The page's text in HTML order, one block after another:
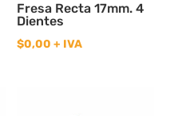
Fresa Recta 17mm. 4
Dientes
$0,00 + IVA